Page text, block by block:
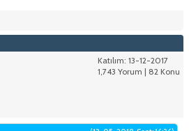
Katılım: 13-12-2017
1,743 Yorum | 82 Konu